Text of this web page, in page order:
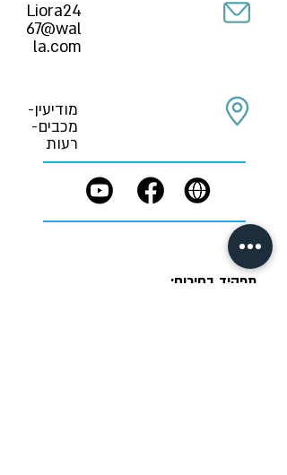
Liora24
67@wal
la.com
מודיעין-
מכבים-
רעות
תפקיד בחירום: